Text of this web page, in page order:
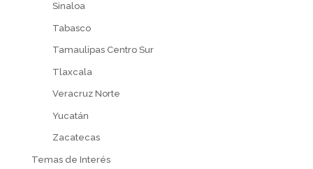
Sinaloa
Tabasco
Tamaulipas Centro Sur
Tlaxcala
Veracruz Norte
Yucatán
Zacatecas
Temas de Interés